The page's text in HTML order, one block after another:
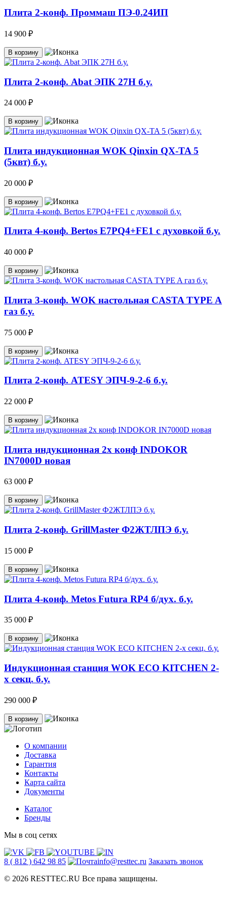
Плита 2-конф. Проммаш ПЭ-0.24ИП
14 900 ₽
В корзину
Плита 2-конф. Abat ЭПК 27Н б.у.
24 000 ₽
В корзину
Плита индукционная WOK Qinxin QX-TA 5
(5квт) б.у.
20 000 ₽
В корзину
Плита 4-конф. Bertos E7PQ4+FE1 с духовкой б.у.
40 000 ₽
В корзину
Плита 3-конф. WOK настольная CASTA TYPE A
газ б.у.
75 000 ₽
В корзину
Плита 2-конф. ATESY ЭПЧ-9-2-6 б.у.
22 000 ₽
В корзину
Плита индукционная 2х конф INDOKOR
IN7000D новая
63 000 ₽
В корзину
Плита 2-конф. GrillMaster Ф2ЖТЛПЭ б.у.
15 000 ₽
В корзину
Плита 4-конф. Metos Futura RP4 б/дух. б.у.
35 000 ₽
В корзину
Индукционная станция WOK ECO KITCHEN 2-
х секц. б.у.
290 000 ₽
В корзину
О компании
Доставка
Гарантия
Контакты
Карта сайта
Документы
Каталог
Бренды
Мы в соц сетях
8 ( 812 ) 642 98 85 info@resttec.ru Заказать звонок
© 2026 RESTTEC.RU Все права защищены.